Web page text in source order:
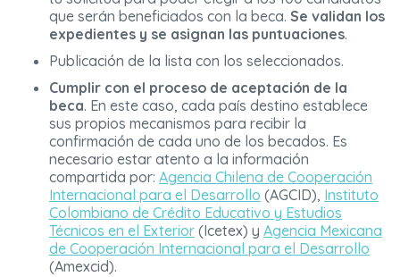
que serán beneficiados con la beca. Se validan los
expedientes y se asignan las puntuaciones.
Publicación de la lista con los seleccionados.
Cumplir con el proceso de aceptación de la
beca. En este caso, cada país destino establece
sus propios mecanismos para recibir la
confirmación de cada uno de los becados. Es
necesario estar atento a la información
compartida por: Agencia Chilena de Cooperación
Internacional para el Desarrollo (AGCID), Instituto
Colombiano de Crédito Educativo y Estudios
Técnicos en el Exterior (Icetex) y Agencia Mexicana
de Cooperación Internacional para el Desarrollo
(Amexcid).